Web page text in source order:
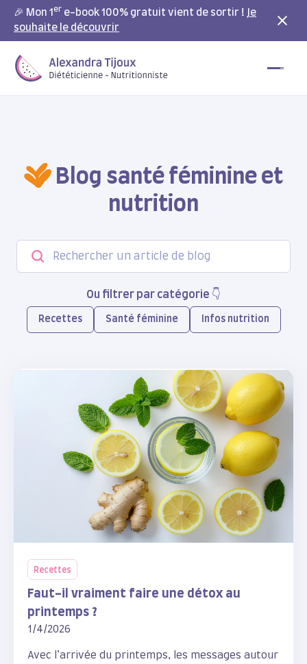
🎉 Mon 1 er e-book 100% gratuit vient de sortir ! Je
souhaite le découvrir
Blog santé féminine et
nutrition
Ou filtrer par catégorie 👇
Recettes Santé féminine Infos nutrition
Recettes
Faut-il vraiment faire une détox au
printemps ?
1/4/2026
Avec l’arrivée du printemps, les messages autour